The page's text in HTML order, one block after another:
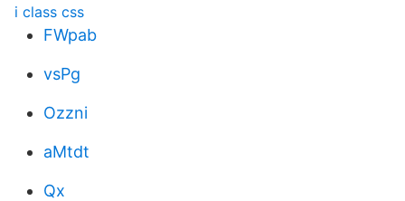
i class css
FWpab
vsPg
Ozzni
aMtdt
Qx